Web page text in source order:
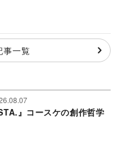
事一覧
』コースケの創作哲学